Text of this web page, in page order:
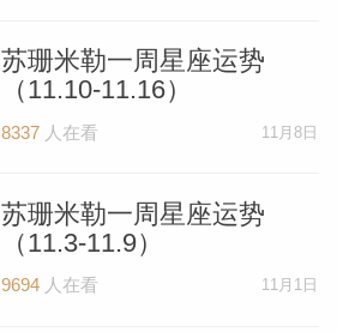
苏珊米勒一周星座运势
（11.10-11.16）
8337人在看 11月8日
苏珊米勒一周星座运势
（11.3-11.9）
9694人在看 11月1日